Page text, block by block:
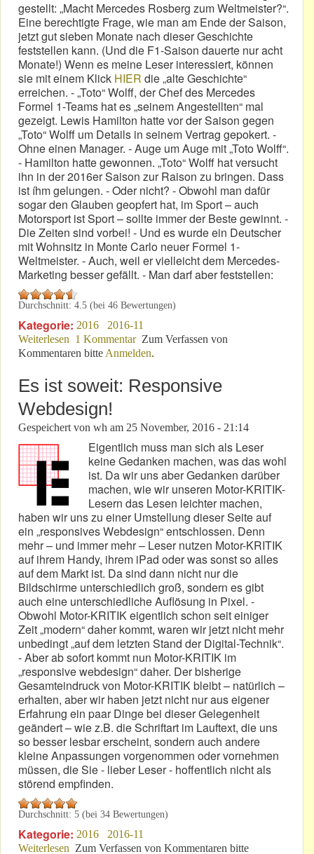
gestellt: „Macht Mercedes Rosberg zum Weltmeister?“.
Eine berechtigte Frage, wie man am Ende der Saison,
jetzt gut sieben Monate nach dieser Geschichte
feststellen kann. (Und die F1-Saison dauerte nur acht
Monate!) Wenn es meine Leser interessiert, können
sie mit einem Klick HIER die „alte Geschichte“
erreichen. - „Toto“ Wolff, der Chef des Mercedes
Formel 1-Teams hat es „seinem Angestellten“ mal
gezeigt. Lewis Hamilton hatte vor der Saison gegen
„Toto“ Wolff um Details in seinem Vertrag gepokert. -
Ohne einen Manager. - Auge um Auge mit „Toto Wolff“.
- Hamilton hatte gewonnen. „Toto“ Wolff hat versucht
ihn in der 2016er Saison zur Raison zu bringen. Dass
ist íhm gelungen. - Oder nicht? - Obwohl man dafür
sogar den Glauben geopfert hat, im Sport – auch
Motorsport ist Sport – sollte immer der Beste gewinnt. -
Die Zeiten sind vorbei! - Und es wurde ein Deutscher
mit Wohnsitz in Monte Carlo neuer Formel 1-
Weltmeister. - Auch, weil er vielleicht dem Mercedes-
Marketing besser gefällt. - Man darf aber feststellen:
Durchschnitt: 4.5 (bei 46 Bewertungen)
Kategorie: 2016
2016-11
Weiterlesen über F1: Hamilton hat gegen Wolff verloren!
1 Kommentar Zum Verfassen von
Kommentaren bitte Anmelden.
Es ist soweit: Responsive
Webdesign!
Gespeichert von wh am 25 November, 2016 - 21:14
Eigentlich muss man sich als Leser
keine Gedanken machen, was das wohl
ist. Da wir uns aber Gedanken darüber
machen, wie wir unseren Motor-KRITIK-
Lesern das Lesen leichter machen,
haben wir uns zu einer Umstellung dieser Seite auf
ein „responsives Webdesign“ entschlossen. Denn
mehr – und immer mehr – Leser nutzen Motor-KRITIK
auf ihrem Handy, ihrem iPad oder was sonst so alles
auf dem Markt ist. Da sind dann nicht nur die
Bildschirme unterschiedlich groß, sondern es gibt
auch eine unterschiedliche Auflösung in Pixel. -
Obwohl Motor-KRITIK eigentlich schon seit einiger
Zeit „modern“ daher kommt, waren wir jetzt nicht mehr
unbedingt „auf dem letzten Stand der Digital-Technik“.
- Aber ab sofort kommt nun Motor-KRITIK im
„responsive webdesign“ daher. Der bisherige
Gesamteindruck von Motor-KRITIK bleibt – natürlich –
erhalten, aber wir haben jetzt nicht nur aus eigener
Erfahrung ein paar Dinge bei dieser Gelegenheit
geändert – wie z.B. die Schriftart im Lauftext, die uns
so besser lesbar erscheint, sondern auch andere
kleine Anpassungen vorgenommen oder vornehmen
müssen, die Sie - lieber Leser - hoffentlich nicht als
störend empfinden.
Durchschnitt: 5 (bei 34 Bewertungen)
Kategorie: 2016
2016-11
Weiterlesen über Es ist soweit: Responsive Webdesign!
Zum Verfassen von Kommentaren bitte